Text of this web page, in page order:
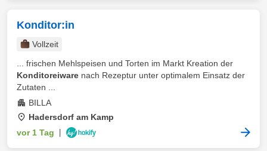
Konditor:in
Vollzeit
... frischen Mehlspeisen und Torten im Markt Kreation der
Konditoreiware nach Rezeptur unter optimalem Einsatz der
Zutaten ...
BILLA
Hadersdorf am Kamp
vor 1 Tag